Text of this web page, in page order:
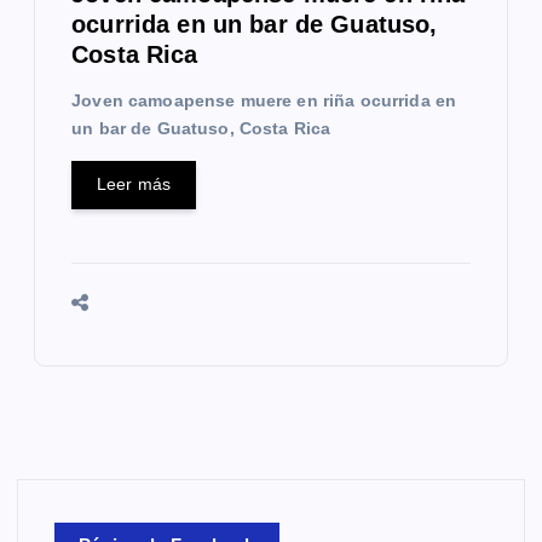
ocurrida en un bar de Guatuso,
Costa Rica
Joven camoapense muere en riña ocurrida en
un bar de Guatuso, Costa Rica
Leer más